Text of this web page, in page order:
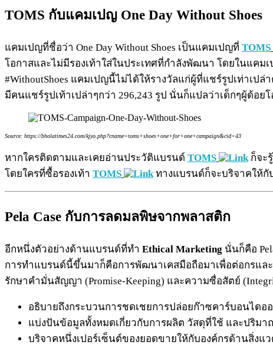
TOMS กับแคมเปญ One Day Without Shoes
แคมเปญที่ชื่อว่า One Day Without Shoes เป็นแคมเปญที่ TOMS
โอกาสและไม่มีรองเท้าใส่ในประเทศที่กำลังพัฒนา โดยในแคม
#WithoutShoes แคมเปญนี้ไม่ได้ให้รางวัลแก่ผู้ที่แชร์รูปเท่าเ
มีคนแชร์รูปเท้าเปล่าๆกว่า 296,243 รูป นั่นก็แปลว่าเด็กๆผู้ด้อย
Source: https://bholatimes24.com/kjyo.php?cname=toms+shoes+one+for+one+campaign&cid=43
หากใครติดตามและเคยอ่านประวัติแบรนด์ TOMS ก็จะ
โดยใครที่ซื้อรองเท้า TOMS ทางแบรนด์ก็จะบริจาคให้กั
Pela Case กับการลดมลพิษจากพลาสติก
อีกหนึ่งตัวอย่างด้านแบรนด์ที่ทำ Ethical Marketing นั่นก็คือ
การทำแบรนด์นี้ขึ้นมาก็คือการพัฒนาเคสมือถือมาเพื่อต่อกรแล
รักษาคำมั่นสัญญา (Promise-Keeping) และความซื่อสัตย์
อธิบายถึงกระบวนการชดเชยการปล่อยก๊าซคาร์บอนได
แบ่งปันข้อมูลทั้งหมดเกี่ยวกับการผลิต วัสดุที่ใช้ และปริม
บริจาคหนึ่งเปอร์เซ็นต์ของยอดขายให้กับองค์กรด้านสิ่งแ